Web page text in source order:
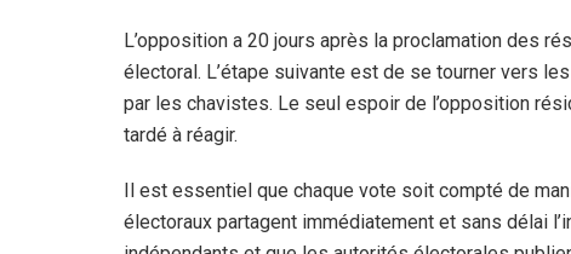
L’opposition a 20 jours après la proclamation des
électoral. L’étape suivante est de se tourner vers
par les chavistes. Le seul espoir de l’opposition
tardé à réagir.
Il est essentiel que chaque vote soit compté de
électoraux partagent immédiatement et sans délai